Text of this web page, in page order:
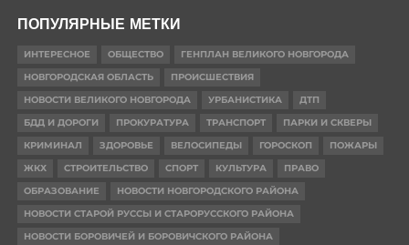
ПОПУЛЯРНЫЕ МЕТКИ
ИНТЕРЕСНОЕ ОБЩЕСТВО
ГЕНПЛАН ВЕЛИКОГО НОВГОРОДА
НОВГОРОДСКАЯ ОБЛАСТЬ
ПРОИСШЕСТВИЯ
НОВОСТИ ВЕЛИКОГО НОВГОРОДА
УРБАНИСТИКА
ДТП
БДД И ДОРОГИ
ПРОКУРАТУРА ТРАНСПОРТ
ПАРКИ И СКВЕРЫ
КРИМИНАЛ
ЗДОРОВЬЕ ВЕЛОСИПЕДЫ ГОРОСКОП
ПОЖАРЫ
ЖКХ
СТРОИТЕЛЬСТВО СПОРТ КУЛЬТУРА
ПРАВО
ОБРАЗОВАНИЕ
НОВОСТИ НОВГОРОДСКОГО РАЙОНА
НОВОСТИ СТАРОЙ РУССЫ И СТАРОРУССКОГО РАЙОНА
НОВОСТИ БОРОВИЧЕЙ И БОРОВИЧСКОГО РАЙОНА